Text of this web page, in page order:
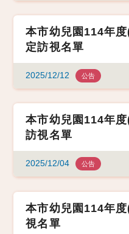
本市幼兒園114年
定訪視名單
2025/12/12 公告
本市幼兒園114年
訪視名單
2025/12/04 公告
本市幼兒園114年
視名單